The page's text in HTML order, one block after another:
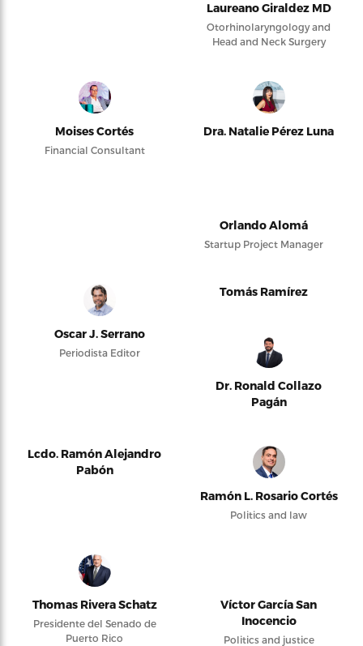
Laureano Giraldez MD
Otorhinolaryngology and
Head and Neck Surgery
Moises Cortés
Financial Consultant
Dra. Natalie Pérez Luna
Orlando Alomá
Startup Project Manager
Oscar J. Serrano
Periodista Editor
Tomás Ramírez
Dr. Ronald Collazo
Pagán
Lcdo. Ramón Alejandro
Pabón
Ramón L. Rosario Cortés
Politics and law
Thomas Rivera Schatz
Presidente del Senado de
Puerto Rico
Víctor García San
Inocencio
Politics and justice